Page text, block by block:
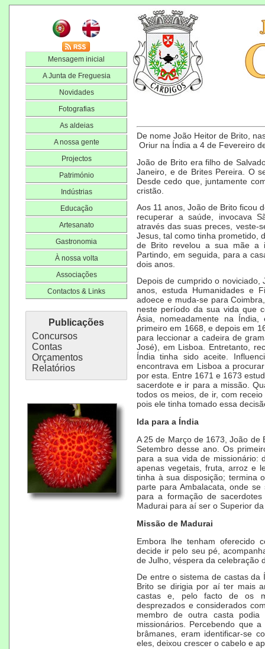
Mensagem inicial
A Junta de Freguesia
Novidades
Fotografias
As aldeias
A nossa gente
Projectos
Património
Indústrias
Educação
Artesanato
Gastronomia
À nossa volta
Associações
Contactos & Links
Publicações
Concursos
Contas
Orçamentos
Relatórios
De nome João Heitor de Brito,
Oriur na Índia a 4 de Fevereiro
João de Brito era filho de
Janeiro, e de Brites Pereira. O
Desde cedo que, juntamente
cristão.
Aos 11 anos, João de Brito ficou
recuperar a saúde, invocava
através das suas preces, veste-
Jesus, tal como tinha prometido,
de Brito revelou a sua mãe a
Partindo, em seguida, para a
dois anos.
Depois de cumprido o
anos, estuda Humanidades e
adoece e muda-se paraCoimbra
neste período da sua vida que
Ásia, nomeadamente na Índia,
primeiro em 1668, e depois em
para leccionar a cadeira de
José), em Lisboa. Entretanto,
Índia tinha sido aceite.
encontrava em Lisboa a
por esta. Entre 1671 e 1673
sacerdote e ir para a missão.
todos os meios, de ir, com
pois ele tinha tomado essa
Ida para a Índia
A25 de Marçode 1673, João de
Setembro desse ano. Os
para a sua vida de missionário:
apenas vegetais, fruta, arroz e
tinha à sua disposição; termina
parte para Ambalacata, onde
para a formação de
Madurai para aí ser o Superior
Missão de Madurai
Embora lhe tenham oferecido
decide ir pelo seu pé,
de Julho, véspera da celebração
De entre osistema de castas da
Brito se dirigia por aí ter mais
castas e, pelo facto de os
desprezados e considerados
membro de outra casta podia
missionários. Percebendo que
brâmanes, eram identificar-se
eles, deixou crescer o cabelo e